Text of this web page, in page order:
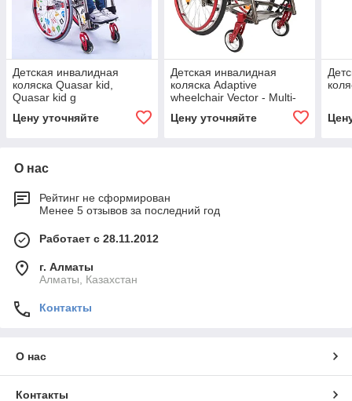
Детская инвалидная
коляска Quasar kid,
Quasar kid g
Цену уточняйте
Детская инвалидная
коляска Adaptive
wheelchair Vector - Multi-
Цену уточняйте
О нас
Рейтинг не сформирован
Менее 5 отзывов за последний год
Работает с 28.11.2012
г. Алматы
Алматы, Казахстан
Контакты
О нас
Контакты